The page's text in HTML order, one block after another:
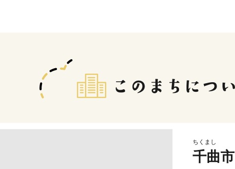
ちくまし
千曲市